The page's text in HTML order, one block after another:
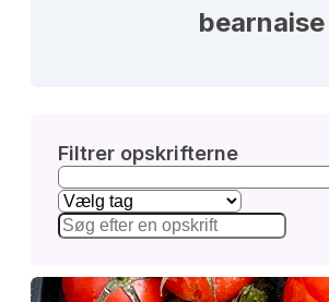
bearnaise
Filtrer opskrifterne